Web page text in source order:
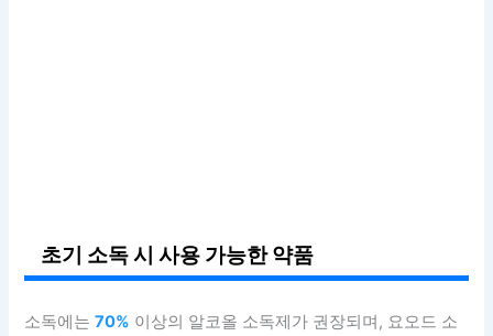
초기 소독 시 사용 가능한 약품
소독에는70% 이상의 알코올 소독제가 권장되며, 요오드 소